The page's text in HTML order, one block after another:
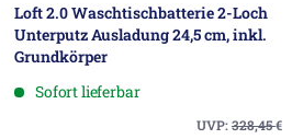
Loft 2.0 Waschtischbatterie 2-Loch
Unterputz Ausladung 24,5 cm, inkl.
Grundkörper
Sofort lieferbar
UVP:328,45€